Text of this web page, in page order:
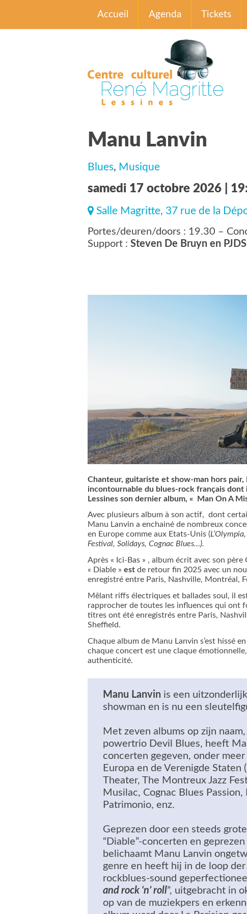
Accueil Agenda Tickets
Manu Lanvin
Blues, Musique
samedi 17 octobre 2026 |
Salle Magritte, 37 rue de la
Portes/deuren/doors : 19.30 –
Support : Steven De Bruyn en PJDS
Chanteur, guitariste et show-man hors
incontournable du blues-rock français
Lessines son dernier album, « Man On A
Avec plusieurs album à son actif, dont
Manu Lanvin a enchainé de nombreux
en Europe comme aux Etats-Unis (
Festival, Solidays, Cognac Blues…).
Après « Ici-Bas » , album écrit avec son
« Diable » est de retour fin 2025 avec un
enregistré entre Paris, Nashville, Montréal,
Mêlant riffs électriques et ballades soul, il
rapprocher de toutes les influences qui ont
titres ont été enregistrés entre Paris,
Sheffield.
Chaque album de Manu Lanvin s’est hissé
chaque concert est une claque
authenticité.
Manu Lanvin is een
showman en is nu een
Met zeven albums op zijn
powertrio Devil Blues, heeft
concerten gegeven, onder
Europa en de Verenigde Staten
Theater, The Montreux Jazz
Musilac, Cognac Blues
Patrimonio, enz.
Geprezen door een steeds
“Diable”-concerten en geprezen
belichaamt Manu Lanvin
genre en heeft hij in de loop
rockblues-sound
and rock ‘n’ roll”, uitgebracht in
op van de muziekpers en